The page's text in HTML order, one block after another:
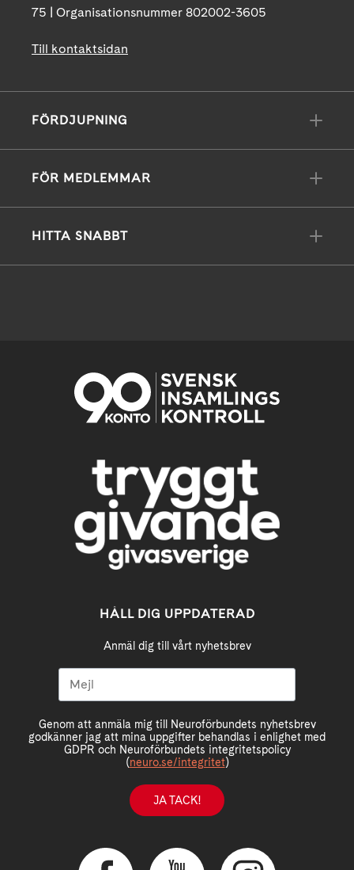
75 | Organisationsnummer 802002-3605
Till kontaktsidan
FÖRDJUPNING
FÖR MEDLEMMAR
HITTA SNABBT
HÅLL DIG UPPDATERAD
Anmäl dig till vårt nyhetsbrev
Genom att anmäla mig till Neuroförbundets nyhetsbrev
godkänner jag att mina uppgifter behandlas i enlighet med
GDPR och Neuroförbundets integritetspolicy
(neuro.se/integritet)
JA TACK!